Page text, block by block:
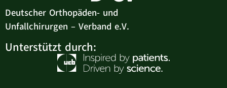
Deutscher Orthopäden- und
Unfallchirurgen – Verband e.V.
Unterstützt durch: